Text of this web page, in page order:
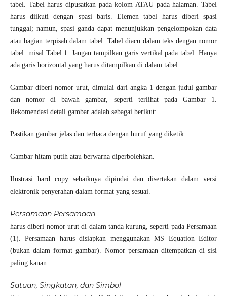
tabel. Tabel harus dipusatkan pada kolom ATAU pada halaman. Tabel
harus diikuti dengan spasi baris. Elemen tabel harus diberi spasi
tunggal; namun, spasi ganda dapat menunjukkan pengelompokan data
atau bagian terpisah dalam tabel. Tabel diacu dalam teks dengan nomor
tabel. misal Tabel 1. Jangan tampilkan garis vertikal pada tabel. Hanya
ada garis horizontal yang harus ditampilkan di dalam tabel.
Gambar diberi nomor urut, dimulai dari angka 1 dengan judul gambar
dan nomor di bawah gambar, seperti terlihat pada Gambar 1.
Rekomendasi detail gambar adalah sebagai berikut:
Pastikan gambar jelas dan terbaca dengan huruf yang diketik.
Gambar hitam putih atau berwarna diperbolehkan.
Ilustrasi hard copy sebaiknya dipindai dan disertakan dalam versi
elektronik penyerahan dalam format yang sesuai.
Persamaan Persamaan
harus diberi nomor urut di dalam tanda kurung, seperti pada Persamaan
(1). Persamaan harus disiapkan menggunakan MS Equation Editor
(bukan dalam format gambar). Nomor persamaan ditempatkan di sisi
paling kanan.
Satuan, Singkatan, dan Simbol